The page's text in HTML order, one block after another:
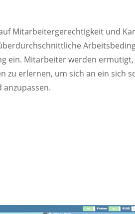
Mitarbeitergerechtigkeit und
ein. Mitarbeiter werden ermutigt,
zu erlernen, um sich an ein sich
anzupassen.